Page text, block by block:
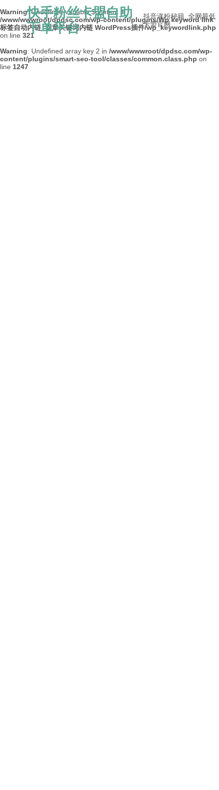
Warning: Undefined variable $content in
/www/wwwroot/dpdsc.com/wp-content/plugins/Wp keyword link
标签自动内链_文章关键词内链 WordPress插件/wp_keywordlink.php
on line 321
Warning: Undefined array key 2 in /www/wwwroot/dpdsc.com/wp-
content/plugins/smart-seo-tool/classes/common.class.php on
line 1247
快手粉丝卡盟自助
下单平台
抖音涨粉秘籍_全网最低
卡盟官网